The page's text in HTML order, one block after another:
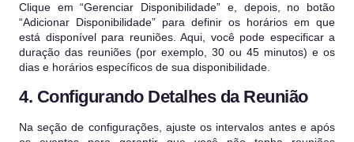
Clique em “Gerenciar Disponibilidade” e, depois, no botão
“Adicionar Disponibilidade” para definir os horários em que
está disponível para reuniões. Aqui, você pode especificar a
duração das reuniões (por exemplo, 30 ou 45 minutos) e os
dias e horários específicos de sua disponibilidade.
4. Configurando Detalhes da Reunião
Na seção de configurações, ajuste os intervalos antes e após